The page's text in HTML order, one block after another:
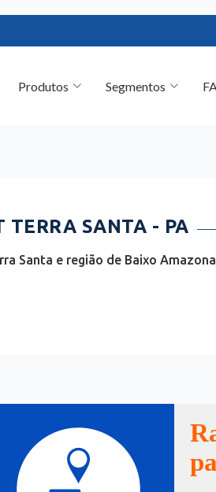
TERRA SANTA - PA
Santa e região de Baixo